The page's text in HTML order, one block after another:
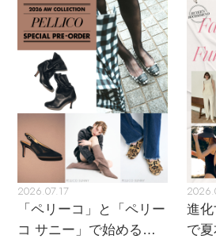
コート
ルームウェア・パジャマ
ボディバッグ・ウェストポー
クラッチバッグ
ボストンバッグ
スーツケース
アイウェア
ベルト
グローブ
レッグウェア
ポーチ
リング
コサージュ・ブローチ
アンクレット
チャーム
バッグ・小物
水着・スイムウェア
特集一覧
NEW IN BRAND
BRAND NEWS
HOT STYLE
UPがスタート
ン
2026.07.17
「ペリーコ」と「ペリー
コ サニー」で始める秋
進
で夏